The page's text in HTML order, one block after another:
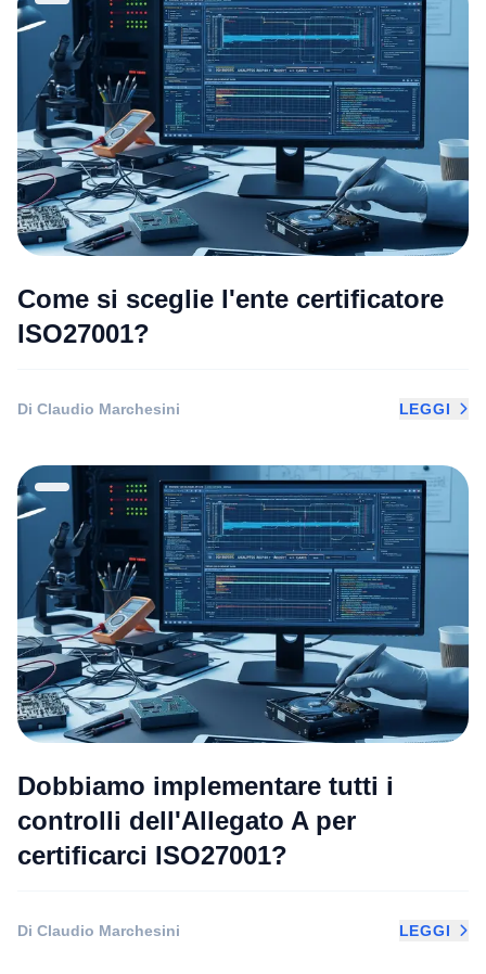
Come si sceglie l'ente certificatore
ISO27001?
Di Claudio Marchesini LEGGI
Dobbiamo implementare tutti i
controlli dell'Allegato A per
certificarci ISO27001?
Di Claudio Marchesini LEGGI